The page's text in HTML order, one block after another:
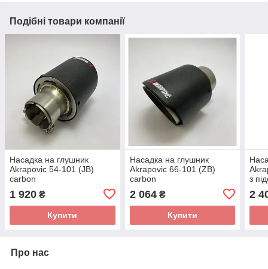
Подібні товари компанії
Насадка на глушник
Akrapovic 54-101 (JB)
carbon
1 920 ₴
Купити
Насадка на глушник
Akrapovic 66-101 (ZB)
carbon
2 064₴
Купити
з
2
Про нас